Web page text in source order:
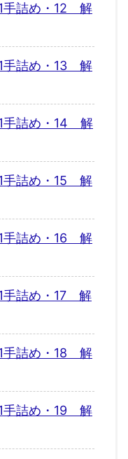
手詰め・12 解
手詰め・13 解
手詰め・14 解
手詰め・15 解
手詰め・16 解
手詰め・17 解
手詰め・18 解
手詰め・19 解